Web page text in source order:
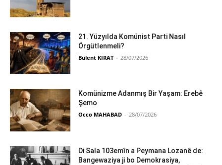
21. Yüzyılda Komünist Parti Nasıl
Örgütlenmeli?
Bülent KIRAT - 28/07/2026
Komünizme Adanmış Bir Yaşam: Erebê
Şemo
Occo MAHABAD - 28/07/2026
Di Sala 103emîn a Peymana Lozanê de:
Bangewaziya ji bo Demokrasiya,